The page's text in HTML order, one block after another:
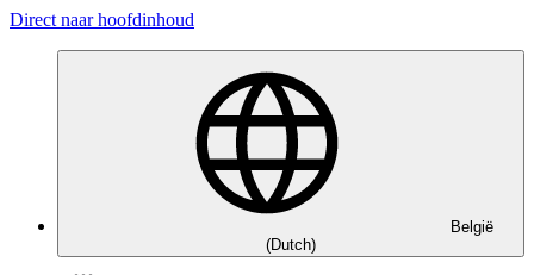
Direct naar hoofdinhoud
België
(Dutch)